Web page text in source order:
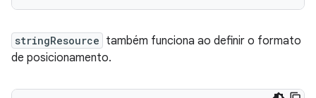
stringResource também funciona ao definir o formato
de posicionamento.